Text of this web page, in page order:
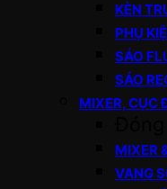
KÈN
PHỤ
SÁO
SÁO
MIXER, CỤC
MIXER
VANG